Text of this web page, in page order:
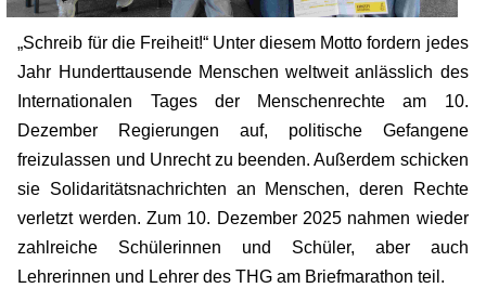
„Schreib für die Freiheit!“ Unter diesem Motto fordern jedes
Jahr Hunderttausende Menschen weltweit anlässlich des
Internationalen Tages der Menschenrechte am 10.
Dezember Regierungen auf, politische Gefangene
freizulassen und Unrecht zu beenden. Außerdem schicken
sie Solidaritätsnachrichten an Menschen, deren Rechte
verletzt werden. Zum 10. Dezember 2025 nahmen wieder
zahlreiche Schülerinnen und Schüler, aber auch
Lehrerinnen und Lehrer des THG am Briefmarathon teil.